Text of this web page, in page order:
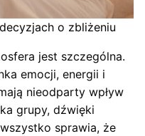
o zbliżeniu
jest szczególna.
emocji, energii i
nieodparty wpływ
grupy, dźwięki
sprawia, że